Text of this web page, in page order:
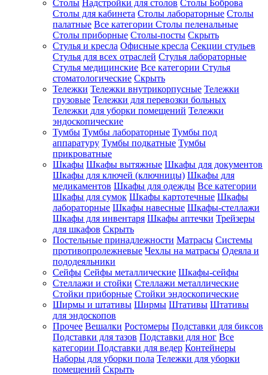
Столы Надстройки для столов Столы Боброва
Столы для кабинета Столы лабораторные Столы
палатные Все категории Столы пеленальные
Столы приборные Столы-посты Скрыть
Стулья и кресла Офисные кресла Секции стульев
Стулья для всех отраслей Стулья лабораторные
Стулья медицинские Все категории Стулья
стоматологические Скрыть
Тележки Тележки внутрикорпусные Тележки
грузовые Тележки для перевозки больных
Тележки для уборки помещений Тележки
эндоскопические
Тумбы Тумбы лабораторные Тумбы под
аппаратуру Тумбы подкатные Тумбы
прикроватные
Шкафы Шкафы вытяжные Шкафы для документов
Шкафы для ключей (ключницы) Шкафы для
медикаментов Шкафы для одежды Все категории
Шкафы для сумок Шкафы картотечные Шкафы
лабораторные Шкафы навесные Шкафы-стеллажи
Шкафы для инвентаря Шкафы аптечки Трейзеры
для шкафов Скрыть
Постельные принадлежности Матрасы Системы
противопролежневые Чехлы на матрасы Одеяла и
пододеяльники
Сейфы Сейфы металлические Шкафы-сейфы
Стеллажи и стойки Стеллажи металлические
Стойки приборные Стойки эндоскопические
Ширмы и штативы Ширмы Штативы Штативы
для эндоскопов
Прочее Вешалки Ростомеры Подставки для биксов
Подставки для тазов Подставки для ног Все
категории Подставки для ведер Контейнеры
Наборы для уборки пола Тележки для уборки
помещений Скрыть